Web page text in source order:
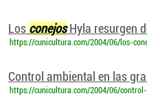
Los conejosHyla resurgen
https://cunicultura.com/2004/06/los-
Control ambiental en las
https://cunicultura.com/2004/06/